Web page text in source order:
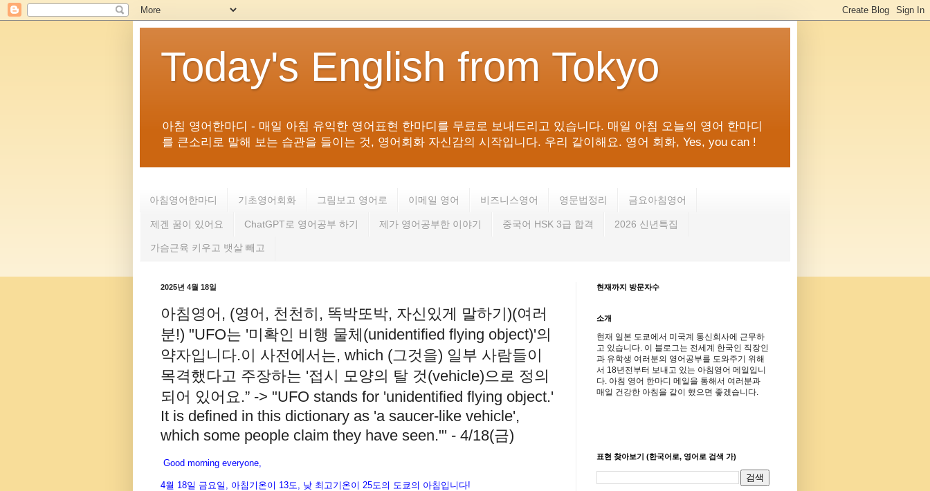
Today's English from Tokyo
아침 영어한마디 - 매일 아침 유익한 영어표현 한마디를 무료로 보내드리고 있습니다. 매일 아침 오늘의 영어 한마디
를 큰소리로 말해 보는 습관을 들이는 것, 영어회화 자신감의 시작입니다. 우리 같이해요. 영어 회화, Yes, you can !
아침영어한마디 기초영어회화 그림보고 영어로 이메일 영어 비즈니스영어 영문법정리 금요아침영어
제겐 꿈이 있어요 ChatGPT로 영어공부 하기 제가 영어공부한 이야기 중국어 HSK 3급 합격 2026 신년특집
가슴근육 키우고 뱃살 빼고
2025년 4월 18일
아침영어, (영어, 천천히, 똑박또박, 자신있게 말하기)(여러
분!) "UFO는 '미확인 비행 물체(unidentified flying object)'의
약자입니다.이 사전에서는, which (그것을) 일부 사람들이
목격했다고 주장하는 '접시 모양의 탈 것(vehicle)으로 정의
되어 있어요.” -> "UFO stands for 'unidentified flying object.'
It is defined in this dictionary as 'a saucer-like vehicle',
which some people claim they have seen."' - 4/18(금)
Good morning everyone,
4월 18일 금 요일 아침기온이 13도 낮 최고기온이 25도 의 도 쿄의 아침입니다!
현재까지 방문자수
소개
현재 일본 도쿄에서 미국계 통신회사에 근무하
고 있습니다. 이 블로그는 전세계 한국인 직장인
과 유학생 여러분의 영어공부를 도와주기 위해
서 18년전부터 보내고 있는 아침영어 메일입니
다. 아침 영어 한마디 메일을 통해서 여러분과
매일 건강한 아침을 같이 했으면 좋겠습니다.
표현 찾아보기 (한국어로, 영어로 검색 가)